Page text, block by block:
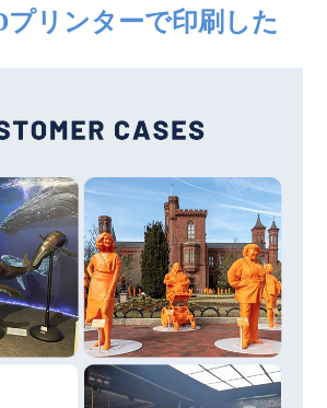
プリンターで印刷した